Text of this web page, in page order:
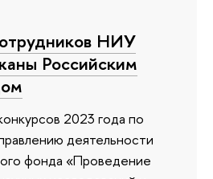
НИУ
Российским
2023 года по
деятельности
фонда «Проведение